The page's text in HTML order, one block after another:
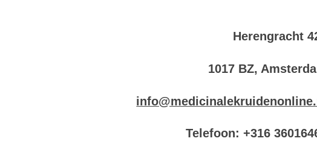
Herengracht
1017 BZ,
Telefoon: +316